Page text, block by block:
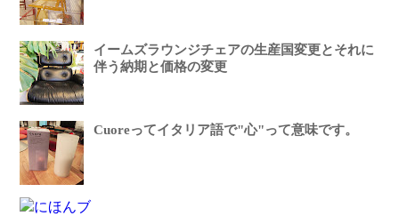
イームズラウンジチェアの生産国変更とそれに
伴う納期と価格の変更
Cuoreってイタリア語で"心"って意味です。